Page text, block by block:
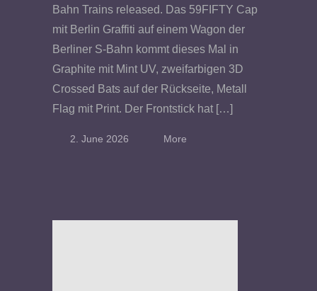
Bahn Trains released. Das 59FIFTY Cap
mit Berlin Graffiti auf einem Wagon der
Berliner S-Bahn kommt dieses Mal in
Graphite mit Mint UV, zweifarbigen 3D
Crossed Bats auf der Rückseite, Metall
Flag mit Print. Der Frontstick hat […]
2. June 2026 More